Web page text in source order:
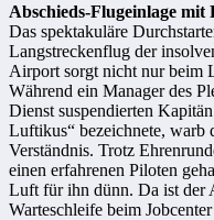
Abschieds-Flugeinlage mit
Das spektakuläre
Langstreckenflug der
Airport sorgt nicht nur beim
Während ein Manager des
Dienst suspendierten
Luftikus“ bezeichnete,
Verständnis. Trotz
einen erfahrenen Piloten
Luft für ihn dünn. Da ist der
Warteschleife beim